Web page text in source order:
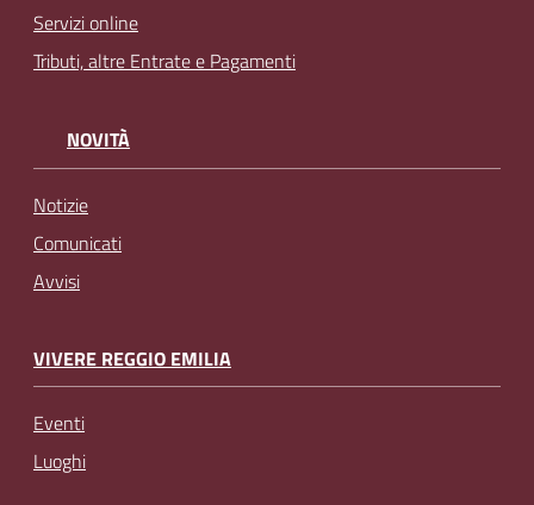
Servizi online
Tributi, altre Entrate e Pagamenti
NOVITÀ
Notizie
Comunicati
Avvisi
VIVERE REGGIO EMILIA
Eventi
Luoghi